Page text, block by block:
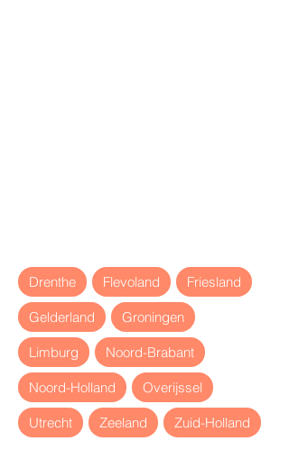
Drenthe Flevoland Friesland
Gelderland Groningen
Limburg Noord-Brabant
Noord-Holland Overijssel
Utrecht Zeeland Zuid-Holland